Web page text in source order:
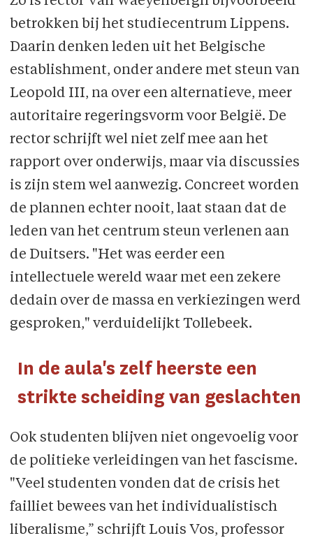
betrokken bij het studiecentrum Lippens.
Daarin denken leden uit het Belgische
establishment, onder andere met steun van
Leopold III, na over een alternatieve, meer
autoritaire regeringsvorm voor België. De
rector schrijft wel niet zelf mee aan het
rapport over onderwijs, maar via discussies
is zijn stem wel aanwezig. Concreet worden
de plannen echter nooit, laat staan dat de
leden van het centrum steun verlenen aan
de Duitsers. "Het was eerder een
intellectuele wereld waar met een zekere
dedain over de massa en verkiezingen werd
gesproken," verduidelijkt Tollebeek.
In de aula's zelf heerste een
strikte scheiding van geslachten
Ook studenten blijven niet ongevoelig voor
de politieke verleidingen van het fascisme.
"Veel studenten vonden dat de crisis het
failliet bewees van het individualistisch
liberalisme,” schrijft Louis Vos, professor